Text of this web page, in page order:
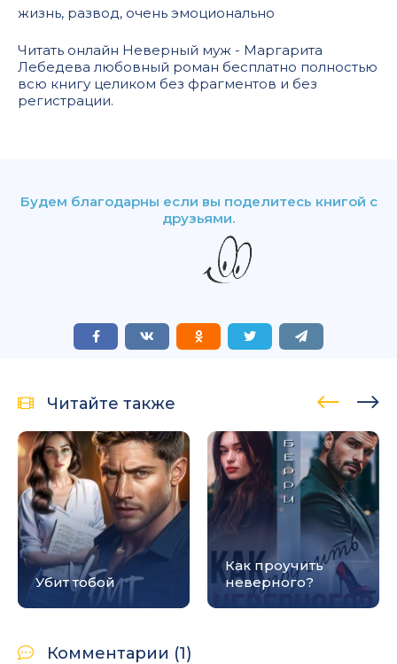
жизнь, развод, очень эмоционально
Читать онлайн Неверный муж - Маргарита
Лебедева любовный роман бесплатно полностью
всю книгу целиком без фрагментов и без
регистрации.
Будем благодарны если вы поделитесь книгой с
друзьями.
Читайте также
Убит тобой
Как проучить
неверного?
Комментарии (1)